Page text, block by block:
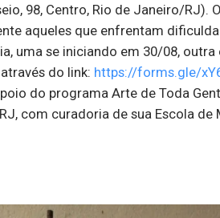
98, Centro, Rio de Janeiro/RJ).
aqueles que enfrentam
uma se iniciando em 30/08,
do link: https://forms.gle/
do programa Arte de Toda
com curadoria de sua Escola de